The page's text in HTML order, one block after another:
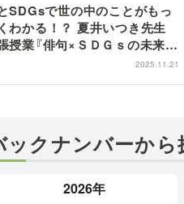
痛快！明石家電視台に、エエ話はい
SDGsで世の中のことがもっ
わかる！？ 夏井いつき先生
授業『俳句×ＳＤＧｓの未来教
２５』第２弾が２４日（月・
2025.11.21
ックナンバーから
2026年